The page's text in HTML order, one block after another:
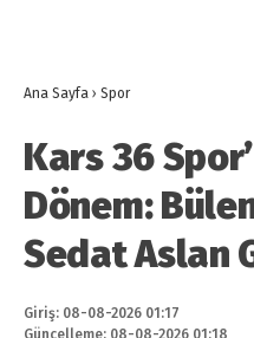
Ana Sayfa › Spor
Kars 36
Dönem:
Sedat Aslan
Giriş: 08-08-2026 01:17